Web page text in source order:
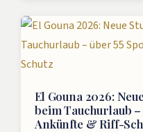
El Gouna 2026:
beim Tauchurlaub
Ankünfte & Riff-